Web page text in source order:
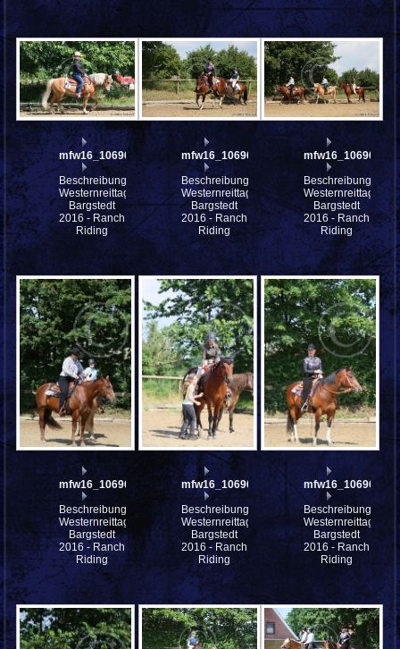
mfw16_106969ww
Beschreibung:
Westernreittage
Bargstedt
2016 - Ranch
Riding
mfw16_106968ww
Beschreibung:
Westernreittage
Bargstedt
2016 - Ranch
Riding
mfw16_106967ww
Beschreibung:
Westernreittage
Bargstedt
2016 - Ranch
Riding
mfw16_106966ww
Beschreibung:
Westernreittage
Bargstedt
2016 - Ranch
Riding
mfw16_106965ww
Beschreibung:
Westernreittage
Bargstedt
2016 - Ranch
Riding
mfw16_106964ww
Beschreibung:
Westernreittage
Bargstedt
2016 - Ranch
Riding